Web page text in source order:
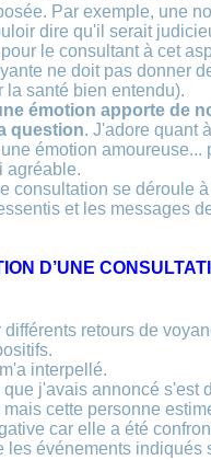
Par exemple, une
dire qu'il serait
le consultant à cet
ne doit pas donner
la santé bien entendu).
émotion apporte de
question. J'adore quant
émotion amoureuse...
agréable.
consultation se déroule
et les messages
D’UNE
retours de
interpellé.
que j'avais annoncé s'est
cette personne
car elle a été
les événements indiqués